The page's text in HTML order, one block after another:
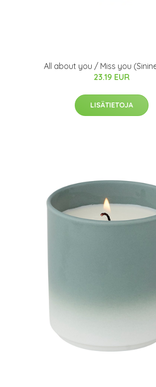
All about you / Miss you
23.19 EUR
LISÄTIETOJA